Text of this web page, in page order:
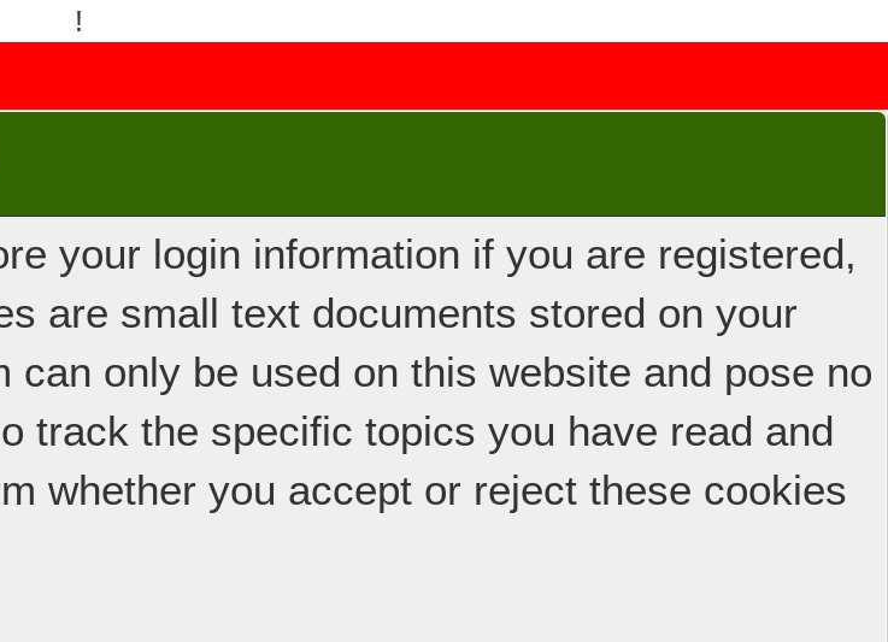
!
your login information if you are registered,
are small text documents stored on your
only be used on this website and pose no
track the specific topics you have read and
whether you accept or reject these cookies